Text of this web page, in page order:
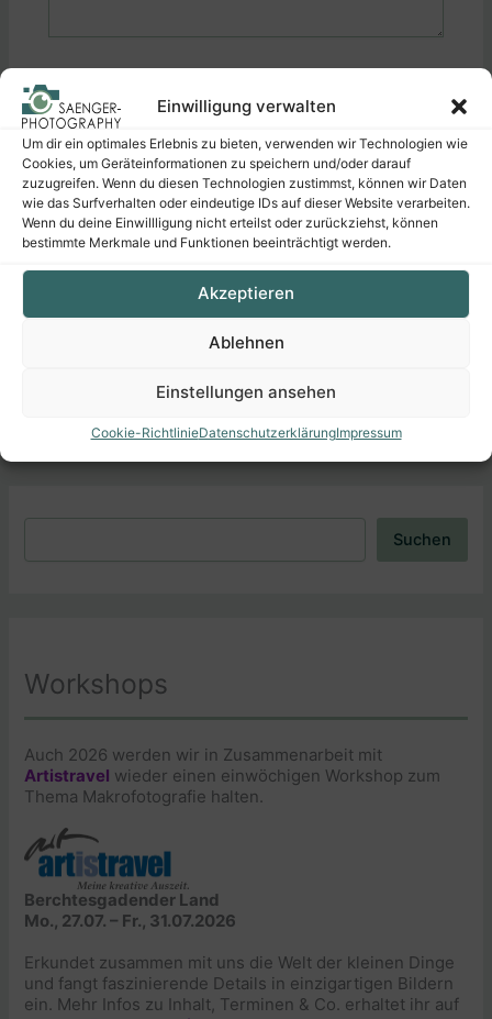
Einwilligung verwalten
Um dir ein optimales Erlebnis zu bieten, verwenden wir Technologien wie
Cookies, um Geräteinformationen zu speichern und/oder darauf
zuzugreifen. Wenn du diesen Technologien zustimmst, können wir Daten
wie das Surfverhalten oder eindeutige IDs auf dieser Website verarbeiten.
Wenn du deine Einwillligung nicht erteilst oder zurückziehst, können
bestimmte Merkmale und Funktionen beeinträchtigt werden.
Akzeptieren
Ablehnen
Einstellungen ansehen
Cookie-RichtlinieDatenschutzerklärungImpressum
E-
Mail-
Adresse*
Website
Suchen
Workshops
Auch 2026 werden wir in Zusammenarbeit mit
Artistravel wieder einen einwöchigen Workshop zum
Thema Makrofotografie halten.
Berchtesgadender Land
Mo., 27.07. – Fr., 31.07.2026
Erkundet zusammen mit uns die Welt der kleinen Dinge
und fangt faszinierende Details in einzigartigen Bildern
ein. Mehr Infos zu Inhalt, Terminen & Co. erhaltet ihr auf